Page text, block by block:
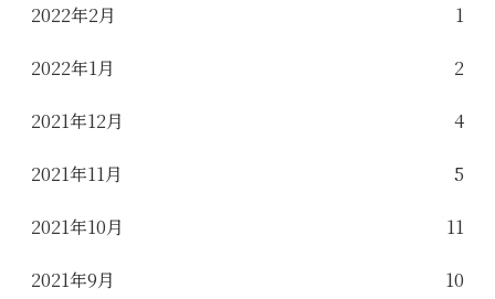
2022年2月 1
2022年1月 2
2021年12月 4
2021年11月 5
2021年10月 11
2021年9月 10